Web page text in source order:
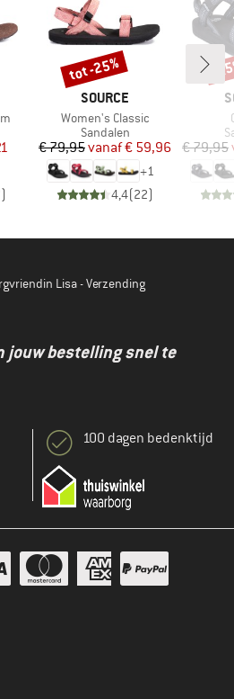
prijs
)
MERK
SOURCE
Artikel
Women's Classic
Productgroep
Sandalen
Prijs
€ 79,95 Verlaagde prijs
vanaf€ 59,96
+1
4,4(22)
Korting
tot -25%
€ 79,95
-
Lisa - Verzending
jouw bestelling snel te
100 dagen bedenktijd